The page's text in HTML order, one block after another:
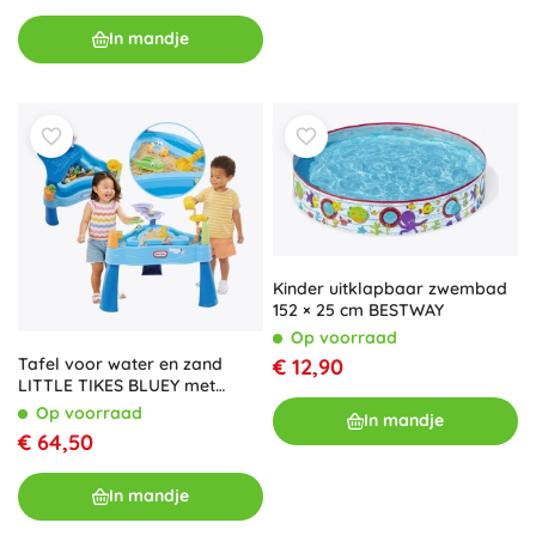
In mandje
Tafel voor water en zand
LITTLE TIKES BLUEY met
figuurtjes en accessoires
Op voorraad
€ 64,50
In mandje
Kinder uitklapbaar zwembad
152 × 25 cm BESTWAY
Op voorraad
€ 12,90
In mandje